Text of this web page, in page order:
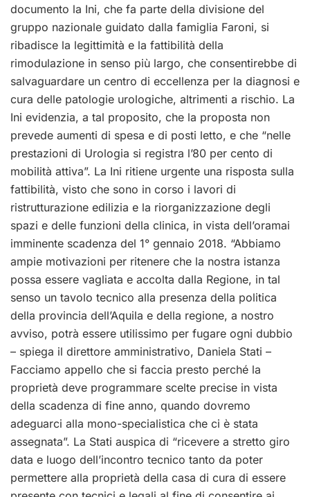
documento la Ini, che fa parte della divisione del
gruppo nazionale guidato dalla famiglia Faroni, si
ribadisce la legittimità e la fattibilità della
rimodulazione in senso più largo, che consentirebbe di
salvaguardare un centro di eccellenza per la diagnosi e
cura delle patologie urologiche, altrimenti a rischio. La
Ini evidenzia, a tal proposito, che la proposta non
prevede aumenti di spesa e di posti letto, e che “nelle
prestazioni di Urologia si registra l’80 per cento di
mobilità attiva”. La Ini ritiene urgente una risposta sulla
fattibilità, visto che sono in corso i lavori di
ristrutturazione edilizia e la riorganizzazione degli
spazi e delle funzioni della clinica, in vista dell’oramai
imminente scadenza del 1° gennaio 2018. “Abbiamo
ampie motivazioni per ritenere che la nostra istanza
possa essere vagliata e accolta dalla Regione, in tal
senso un tavolo tecnico alla presenza della politica
della provincia dell’Aquila e della regione, a nostro
avviso, potrà essere utilissimo per fugare ogni dubbio
– spiega il direttore amministrativo, Daniela Stati –
Facciamo appello che si faccia presto perché la
proprietà deve programmare scelte precise in vista
della scadenza di fine anno, quando dovremo
adeguarci alla mono-specialistica che ci è stata
assegnata”. La Stati auspica di “ricevere a stretto giro
data e luogo dell’incontro tecnico tanto da poter
permettere alla proprietà della casa di cura di essere